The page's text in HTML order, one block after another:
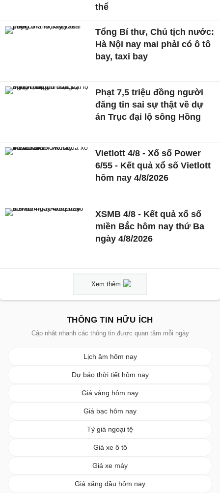
thể
Tổng Bí thư, Chủ tịch nước:
Hà Nội nay mai phải có ô tô
bay, taxi bay
Phạt 7,5 triệu đồng người
đăng tin sai sự thật về dự
án Trục đại lộ sông Hồng
Vietlott 4/8 - Xổ số Power
6/55 - Kết quả xổ số Vietlott
hôm nay 4/8/2026
XSMB 4/8 - Kết quả xổ số
miền Bắc hôm nay thứ Ba
ngày 4/8/2026
Xem thêm
THÔNG TIN HỮU ÍCH
Cập nhật nhanh các thông tin được quan tâm mỗi ngày
Lịch âm hôm nay
Dự báo thời tiết hôm nay
Giá vàng hôm nay
Giá bạc hôm nay
Tỷ giá ngoại tệ
Giá xe ô tô
Giá xe máy
Giá xăng dầu hôm nay